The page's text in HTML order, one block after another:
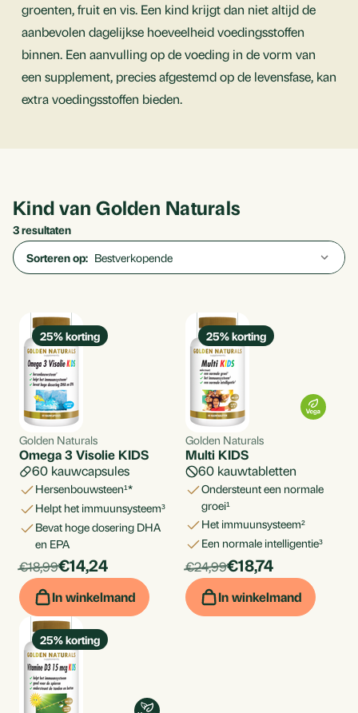
groenten, fruit en vis. Een kind krijgt dan niet altijd de
aanbevolen dagelijkse hoeveelheid voedingsstoffen
binnen. Een aanvulling op de voeding in de vorm van
een supplement, precies afgestemd op de levensfase, kan
extra voedingsstoffen bieden.
Kind van Golden Naturals
3 resultaten
Sorteren op:
25% korting
Golden Naturals
Omega 3 Visolie KIDS
60 kauwcapsules
hersenbouwsteen¹*
helpt het immuunsysteem³
bevat hoge dosering DHA
en EPA
Per
stuk
products.price_default:
€18,99products.price_discounted:
€14,24
In winkelmand
25% korting
Golden Naturals
Multi KIDS
60 kauwtabletten
ondersteunt een normale
groei¹
het immuunsysteem²
een normale intelligentie³
Per
stuk
products.price_default:
€24,99€18,74
In winkelmand
25% korting